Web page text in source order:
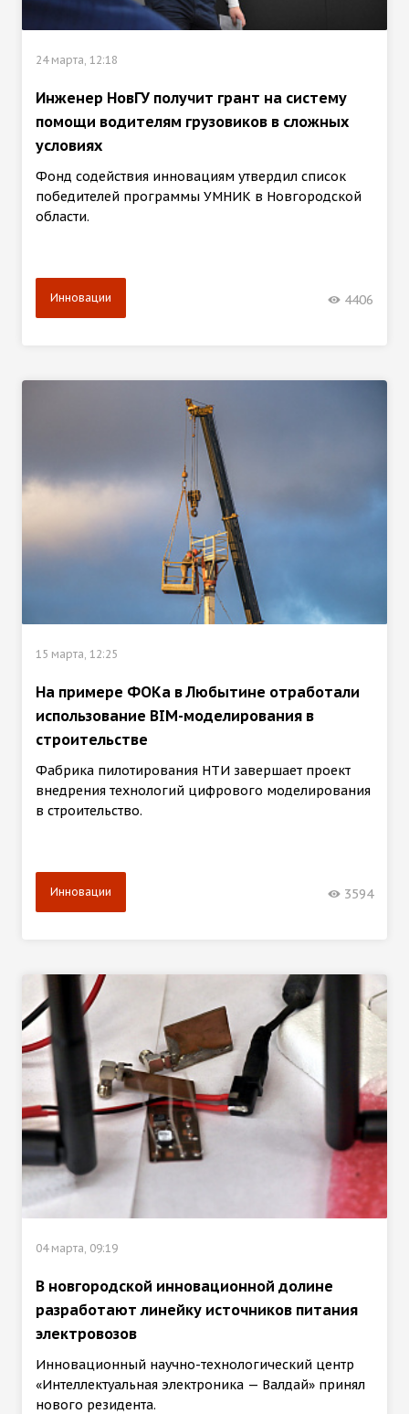
24 марта, 12:18
Инженер НовГУ получит грант на систему
помощи водителям грузовиков в сложных
условиях
Фонд содействия инновациям утвердил список
победителей программы УМНИК в Новгородской
области.
Инновации 4406
15 марта, 12:25
На примере ФОКа в Любытине отработали
использование BIM-моделирования в
строительстве
Фабрика пилотирования НТИ завершает проект
внедрения технологий цифрового моделирования
в строительство.
Инновации 3594
04 марта, 09:19
В новгородской инновационной долине
разработают линейку источников питания
электровозов
Инновационный научно-технологический центр
«Интеллектуальная электроника — Валдай» принял
нового резидента.